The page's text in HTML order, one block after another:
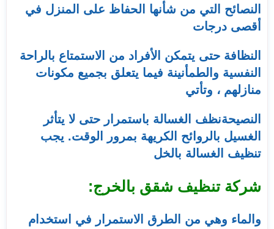
النصائح التي من شأنها الحفاظ على المنزل في
أقصى درجات
النظافة حتى يتمكن الأفراد من الاستمتاع بالراحة
النفسية والطمأنينة فيما يتعلق بجميع مكونات
منازلهم ، وتأتي
النصيحةنظف الغسالة باستمرار حتى لا يتأثر
الغسيل بالروائح الكريهة بمرور الوقت. يجب
تنظيف الغسالة بالخل
شركة تنظيف شقق بالخرج:
والماء وهي من الطرق الاستمرار في استخدام